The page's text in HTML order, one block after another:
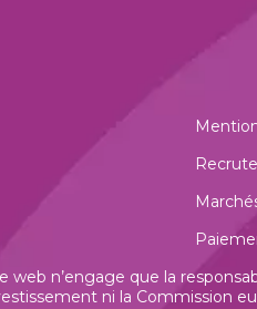
n’engage que la
ni la Commission